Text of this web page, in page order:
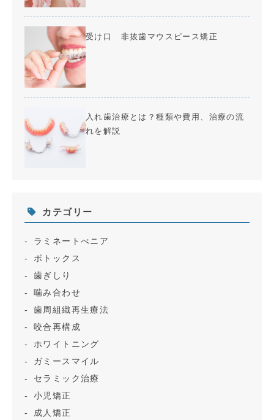
受け口 非抜歯マウスピース矯正
入れ歯治療とは？種類や費用、治療の流
れを解説
カテゴリー
ラミネートべニア
ボトックス
歯ぎしり
噛み合わせ
歯周組織再生療法
咬合再構成
ホワイトニング
ガミースマイル
セラミック治療
小児矯正
成人矯正